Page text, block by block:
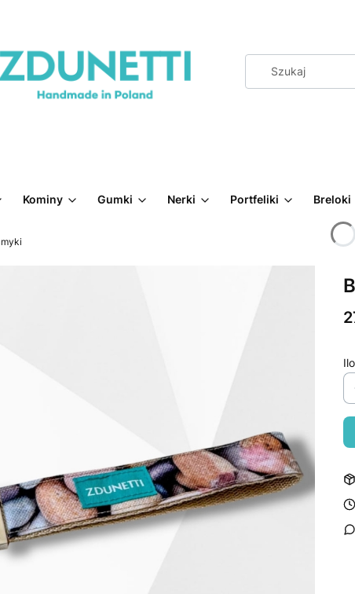
Kominy Gumki Nerki Portfeliki Breloki